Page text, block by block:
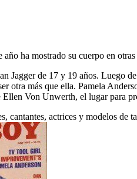
ha mostrado su cuerpo en
de 17 y 19 años. Luego
otra más que ella. Pamela
Von Unwerth, el lugar para
cantantes, actrices y modelos